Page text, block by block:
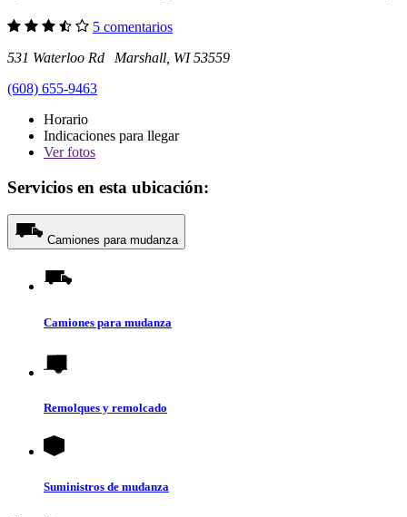
5 comentarios
531 Waterloo Rd Marshall, WI 53559
(608) 655-9463
Horario
Indicaciones para llegar
Verfotos
Servicios en esta ubicación:
Camiones para mudanza
Camiones para mudanza
Remolques y remolcado
Suministros de mudanza